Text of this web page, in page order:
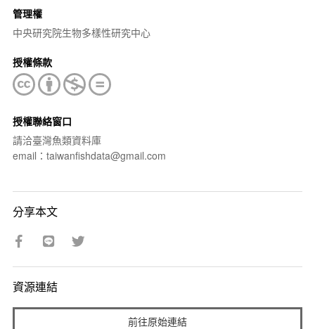
管理權
中央研究院生物多樣性研究中心
授權條款
授權聯絡窗口
請洽臺灣魚類資料庫
email：taiwanfishdata@gmail.com
分享本文
資源連結
前往原始連結